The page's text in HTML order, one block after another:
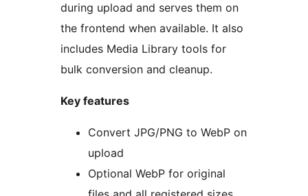
during upload and serves them on
the frontend when available. It also
includes Media Library tools for
bulk conversion and cleanup.
Key features
Convert JPG/PNG to WebP on
upload
Optional WebP for original